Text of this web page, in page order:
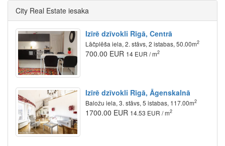
City Real Estate iesaka
Izīrē dzīvokli Rīgā, Centrā
Lāčplēša iela, 2. stāvs, 2 istabas, 50.00m2
700.00 EUR 14 EUR / m2
Izīrē dzīvokli Rīgā, Āgenskalnā
Baložu iela, 3. stāvs, 5 istabas, 117.00m2
1700.00 EUR 14.53 EUR / m2